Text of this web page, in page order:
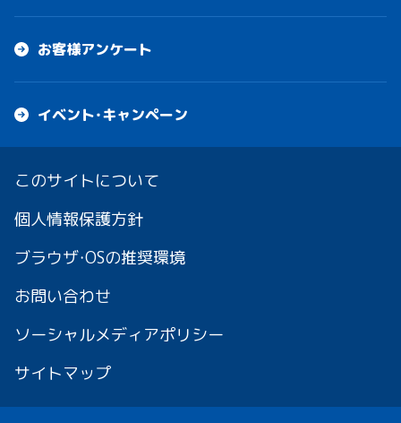
お客様アンケート
イベント・キャンペーン
このサイトについて
個人情報保護方針
ブラウザ・OSの推奨環境
お問い合わせ
ソーシャルメディアポリシー
サイトマップ